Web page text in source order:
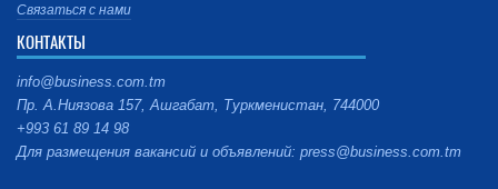
Связаться с нами
КОНТАКТЫ
info@business.com.tm
Пр. А.Ниязова 157, Ашгабат, Туркменистан, 744000
+993 61 89 14 98
Для размещения вакансий и объявлений: press@business.com.tm